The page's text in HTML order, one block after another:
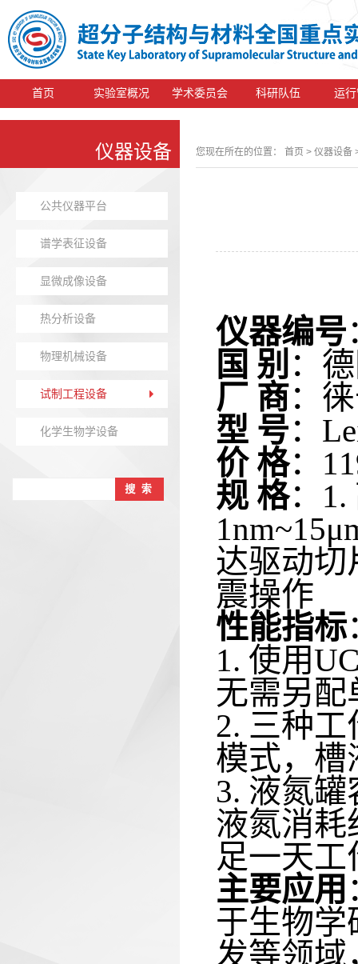
首页 实验室概况 学术委员会 科研队伍 运
仪器设备 您现在所在的位置： 首页 > 仪器设备
公共仪器平台
谱学表征设备
显微成像设备
热分析设备
物理机械设备
试制工程设备
化学生物学设备
仪器编号
国 别 ：
厂 商：
型 号：
价 格：
规 格：
达驱动切
震操作
性能指标
1. 使用
无需另配
2. 三种
模式，槽
3. 液氮
液氮消耗
足一天
主要应用
于生物学
发等领域